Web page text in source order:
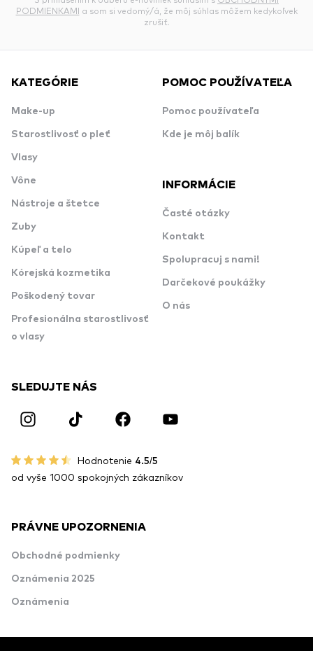
PODMIENKAMI a som si vedomý/á, že môj súhlas môžem kedykoľvek
zrušiť.
KATEGÓRIE
Make-up
Starostlivosť o pleť
Vlasy
Vône
Nástroje a štetce
Zuby
Kúpeľ a telo
Kórejská kozmetika
Poškodený tovar
Profesionálna starostlivosť
o vlasy
POMOC POUŽÍVATEĽA
Pomoc používateľa
Kde je môj balík
INFORMÁCIE
Časté otázky
Kontakt
Spolupracuj s nami!
Darčekové poukážky
O nás
SLEDUJTE NÁS
Hodnotenie 4.5/5
od vyše 1000 spokojných zákazníkov
PRÁVNE UPOZORNENIA
Obchodné podmienky
Oznámenia 2025
Oznámenia